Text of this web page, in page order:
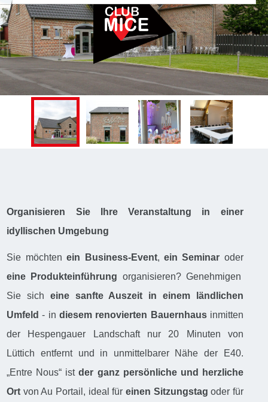
Organisieren Sie Ihre Veranstaltung in einer
idyllischen Umgebung
Sie möchtenein Business-Event, ein Seminar oder
eine Produkteinführung organisieren? Genehmigen
Sie sich eine sanfte Auszeit in einem ländlichen
Umfeld - in diesem renovierten Bauernhausinmitten
der Hespengauer Landschaft nur 20 Minuten von
Lüttich entfernt und in unmittelbarer Nähe der E40.
„Entre Nous“ istder ganz persönliche und herzliche
Ort von Au Portail, ideal für einen Sitzungstag oder für